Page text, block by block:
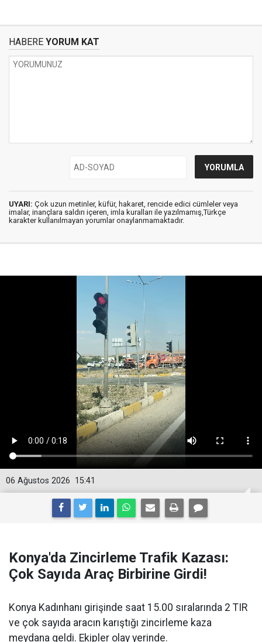
HABERE YORUM KAT
UYARI: Çok uzun metinler, küfür, hakaret, rencide edici cümleler veya
imalar, inançlara saldırı içeren, imla kuralları ile yazılmamış,Türkçe
karakter kullanılmayan yorumlar onaylanmamaktadır.
15:41
06 Ağustos 2026
Konya'da Zincirleme Trafik Kazası:
Çok Sayıda Araç Birbirine Girdi!
Konya Kadınhanı girişinde saat 15.00 sıralarında 2 TIR
ve çok sayıda aracın karıştığı zincirleme kaza
meydana geldi. Ekipler olay yerinde.